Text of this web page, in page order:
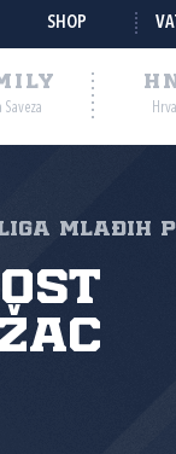
SHOP
liga mlađih